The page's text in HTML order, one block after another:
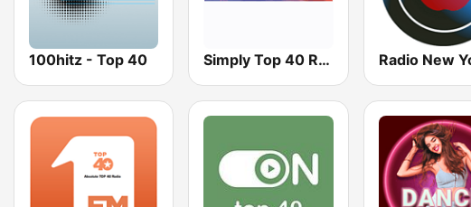
100hitz - Top 40 Simply Top 40 Radio